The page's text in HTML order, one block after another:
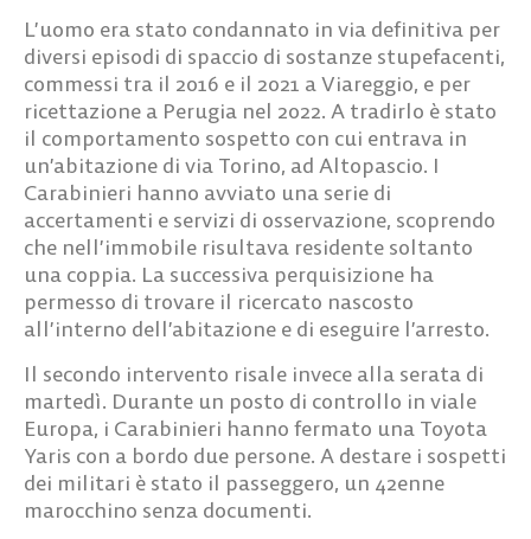
L’uomo era stato condannato in via definitiva per
diversi episodi di spaccio di sostanze stupefacenti,
commessi tra il 2016 e il 2021 a Viareggio, e per
ricettazione a Perugia nel 2022. A tradirlo è stato
il comportamento sospetto con cui entrava in
un’abitazione di via Torino, ad Altopascio. I
Carabinieri hanno avviato una serie di
accertamenti e servizi di osservazione, scoprendo
che nell’immobile risultava residente soltanto
una coppia. La successiva perquisizione ha
permesso di trovare il ricercato nascosto
all’interno dell’abitazione e di eseguire l’arresto.
Il secondo intervento risale invece alla serata di
martedì. Durante un posto di controllo in viale
Europa, i Carabinieri hanno fermato una Toyota
Yaris con a bordo due persone. A destare i sospetti
dei militari è stato il passeggero, un 42enne
marocchino senza documenti.